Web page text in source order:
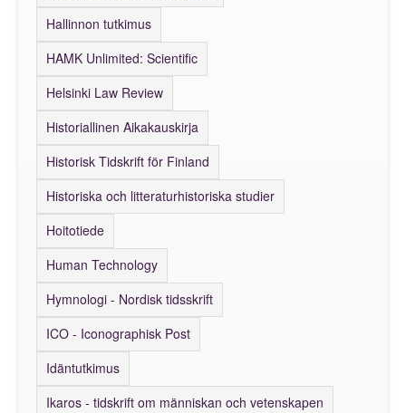
Hallinnon tutkimus
HAMK Unlimited: Scientific
Helsinki Law Review
Historiallinen Aikakauskirja
Historisk Tidskrift för Finland
Historiska och litteraturhistoriska studier
Hoitotiede
Human Technology
Hymnologi - Nordisk tidsskrift
ICO - Iconographisk Post
Idäntutkimus
Ikaros - tidskrift om människan och vetenskapen